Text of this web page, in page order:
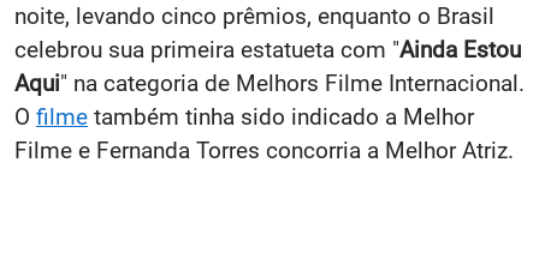
noite, levando cinco prêmios, enquanto o Brasil
celebrou sua primeira estatueta com "Ainda Estou
Aqui" na categoria de Melhors Filme Internacional.
O filme também tinha sido indicado a Melhor
Filme e Fernanda Torres concorria a Melhor Atriz.